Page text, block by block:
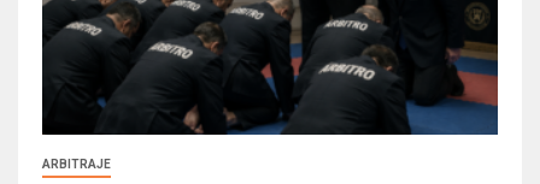
ARBITRAJE